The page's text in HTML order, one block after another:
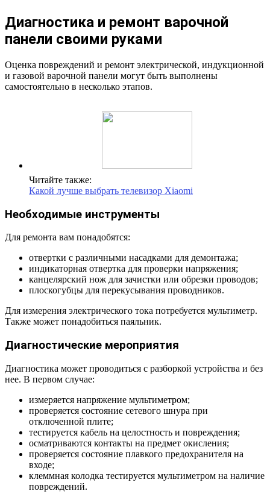
Диагностика и ремонт варочной
панели своими руками
Оценка повреждений и ремонт электрической, индукционной
и газовой варочной панели могут быть выполнены
самостоятельно в несколько этапов.
Читайте также:
Какой лучше выбрать телевизор Xiaomi
Необходимые инструменты
Для ремонта вам понадобятся:
отвертки с различными насадками для демонтажа;
индикаторная отвертка для проверки напряжения;
канцелярский нож для зачистки или обрезки проводов;
плоскогубцы для перекусывания проводников.
Для измерения электрического тока потребуется мультиметр.
Также может понадобиться паяльник.
Диагностические мероприятия
Диагностика может проводиться с разборкой устройства и без
нее. В первом случае:
измеряется напряжение мультиметром;
проверяется состояние сетевого шнура при
отключенной плите;
тестируется кабель на целостность и повреждения;
осматриваются контакты на предмет окисления;
проверяется состояние плавкого предохранителя на
входе;
клеммная колодка тестируется мультиметром на наличие
повреждений.